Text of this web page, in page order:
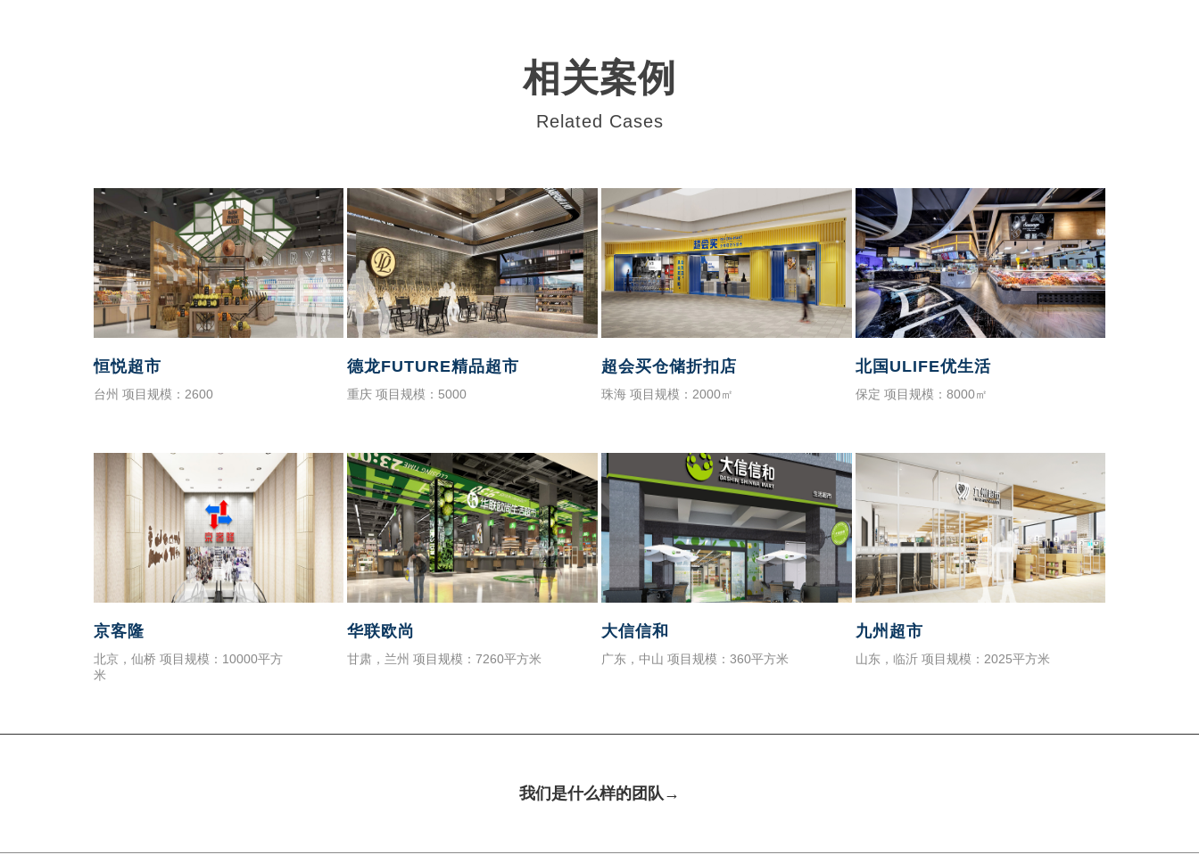
相关案例
Related Cases
恒悦超市
台州 项目规模：2600
德龙FUTURE精品超市
重庆 项目规模：5000
超会买仓储折扣店
珠海 项目规模：2000㎡
北国ULIFE优生活
保定 项目规模：8000㎡
京客隆
北京，仙桥 项目规模：10000平方
米
华联欧尚
甘肃，兰州 项目规模：7260平方米
大信信和
广东，中山 项目规模：360平方米
九州超市
山东，临沂 项目规模：2025平方米
我们是什么样的团队→